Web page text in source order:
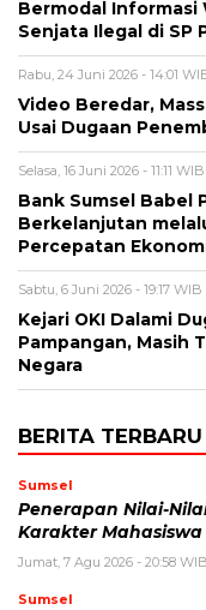
Bermodal Informasi
Senjata Ilegal di SP
Rabu, 24 Juni 2026 - 14:01
Video Beredar,
Usai Dugaan
Selasa, 16 Juni 2026 - 11:11 WIB
Bank Sumsel Babel
Berkelanjutan
Percepatan
Sabtu, 6 Juni 2026 - 19:17 WIB
Kejari OKI Dalami
Pampangan, Masih
Negara
BERITA TERBARU
Sumsel
Penerapan Nilai-
Karakter Mahasiswa
Jumat, 7 Agu 2026 - 20:58 WIB
Sumsel